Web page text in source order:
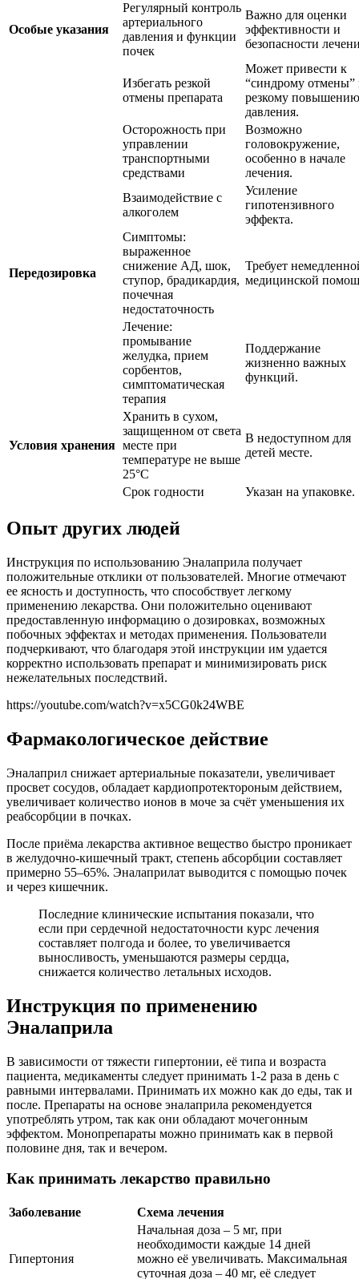
Особые указания
Регулярный контроль
артериального
давления и функции
почек
Важно для оценки
эффективности и
безопасности
Избегать резкой
отмены препарата
Может привести к
“синдрому отмены”
резкому повышению
давления.
Осторожность при
управлении
транспортными
средствами
Возможно
головокружение,
особенно в начале
лечения.
Взаимодействие с
алкоголем
Усиление
гипотензивного
эффекта.
Передозировка
Симптомы:
выраженное
снижение АД, шок,
ступор, брадикардия,
почечная
недостаточность
Требует
медицинской
Лечение:
промывание
желудка, прием
сорбентов,
симптоматическая
терапия
Поддержание
жизненно важных
функций.
Условия хранения
Хранить в сухом,
защищенном от света
месте при
температуре не выше
25°C
В недоступном для
детей месте.
Срок годности Указан на упаковке.
Опыт других людей
Инструкция по использованию Эналаприла получает
положительные отклики от пользователей. Многие отмечают
ее ясность и доступность, что способствует легкому
применению лекарства. Они положительно оценивают
предоставленную информацию о дозировках, возможных
побочных эффектах и методах применения. Пользователи
подчеркивают, что благодаря этой инструкции им удается
корректно использовать препарат и минимизировать риск
нежелательных последствий.
https://youtube.com/watch?v=x5CG0k24WBE
Фармакологическое действие
Эналаприл снижает артериальные показатели, увеличивает
просвет сосудов, обладает кардиопротектороным действием,
увеличивает количество ионов в моче за счёт уменьшения их
реабсорбции в почках.
После приёма лекарства активное вещество быстро проникает
в желудочно-кишечный тракт, степень абсорбции составляет
примерно 55–65%. Эналаприлат выводится с помощью почек
и через кишечник.
Последние клинические испытания показали, что
если при сердечной недостаточности курс лечения
составляет полгода и более, то увеличивается
выносливость, уменьшаются размеры сердца,
снижается количество летальных исходов.
Инструкция по применению
Эналаприла
В зависимости от тяжести гипертонии, её типа и возраста
пациента, медикаменты следует принимать 1-2 раза в день с
равными интервалами. Принимать их можно как до еды, так и
после. Препараты на основе эналаприла рекомендуется
употреблять утром, так как они обладают мочегонным
эффектом. Монопрепараты можно принимать как в первой
половине дня, так и вечером.
Как принимать лекарство правильно
Заболевание Схема лечения
Гипертония
Начальная доза – 5 мг, при
необходимости каждые 14 дней
можно её увеличивать. Максимальная
суточная доза – 40 мг, её следует